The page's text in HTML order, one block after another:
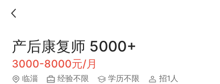
产后康复师 5000+
3000-8000元/月
临淄 经验不限 学历不限 招1人